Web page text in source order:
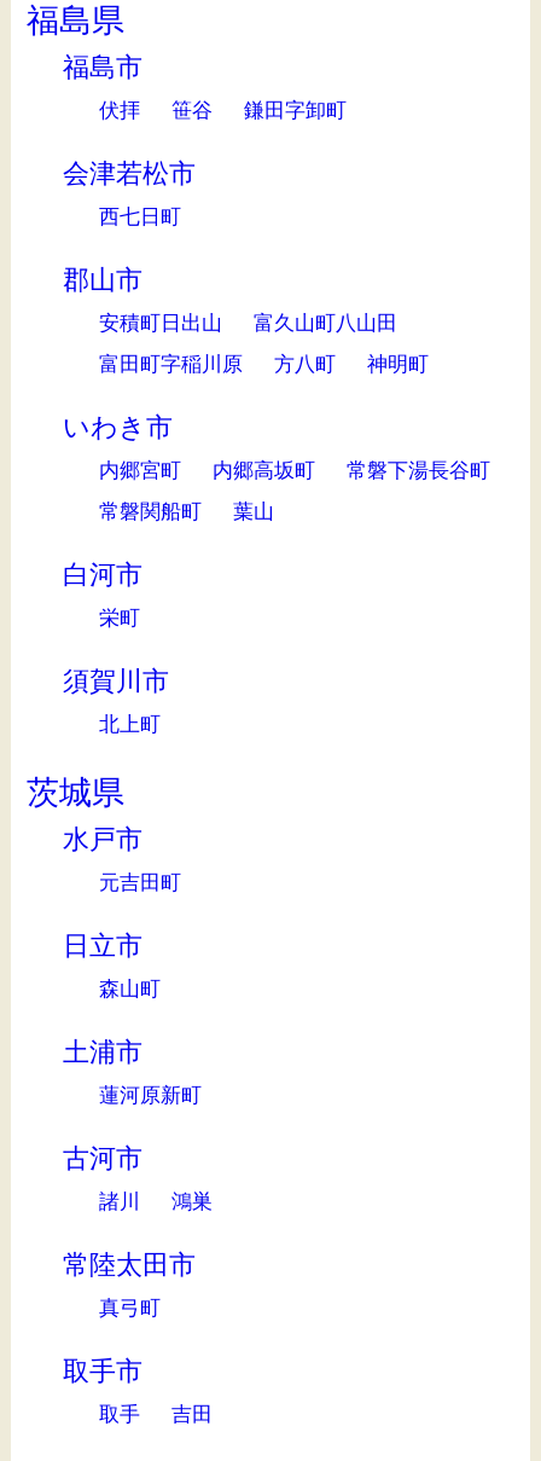
福島県
福島市
伏拝 笹谷 鎌田字卸町
会津若松市
西七日町
郡山市
安積町日出山
富久山町八山田
富田町字稲川原
方八町 神明町
いわき市
内郷宮町 内郷高坂町
常磐下湯長谷町
常磐関船町
葉山
白河市
栄町
須賀川市
北上町
茨城県
水戸市
元吉田町
日立市
森山町
土浦市
蓮河原新町
古河市
諸川 鴻巣
常陸太田市
真弓町
取手市
取手 吉田